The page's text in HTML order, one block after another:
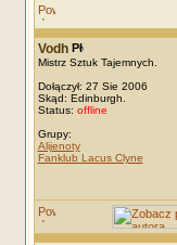
Vodh
Mistrz Sztuk Tajemnych.
Dołączył: 27 Sie 2006
Skąd: Edinburgh.
Status: offline
Grupy:
Alijenoty
Fanklub Lacus Clyne